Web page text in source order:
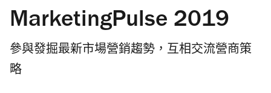
MarketingPulse 2019
參與發掘最新市場營銷趨勢，互相交流營商策
略